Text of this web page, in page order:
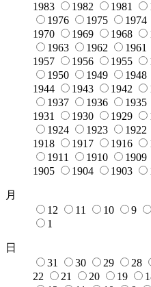
1983
1982 1981
1976
1975 1974
1970
1969 1968
1963
1962 1961
1957
1956 1955
1950
1949 1948
1944
1943 1942
1937
1936 1935
1931
1930 1929
1924
1923 1922
1918
1917 1916
1911
1910 1909
1905
1904 1903
月
12
11 10 9
1
日
31
30 29 28
22
21 20 19